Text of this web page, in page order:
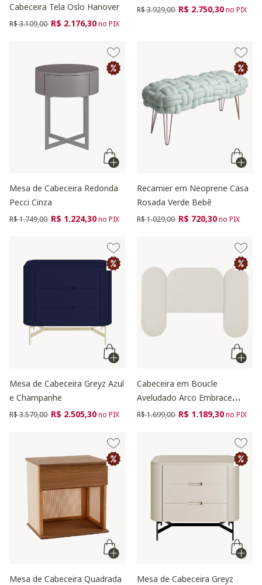
Cabeceira Tela Oslo Hanover
Preço reduzido de
R$ 3.109,00 para
R$ 2.176,30no PIX
Preço reduzido de
R$ 3.929,00 para
R$ 2.750,30no PIX
Mesa de Cabeceira Redonda
Pecci Cinza
Preço reduzido de
R$ 1.749,00 para
R$ 1.224,30no PIX
Recamier em Neoprene Casa
Rosada Verde Bebê
Preço reduzido de
R$ 1.029,00 para
R$ 720,30no PIX
Mesa de Cabeceira Greyz Azul
e Champanhe
Preço reduzido de
R$ 3.579,00 para
R$ 2.505,30no PIX
Cabeceira em Boucle
Aveludado Arco Embrace
OffWhite
Preço reduzido de
R$ 1.699,00 para
R$ 1.189,30no PIX
Mesa de Cabeceira Quadrada
Mesa de Cabeceira Greyz